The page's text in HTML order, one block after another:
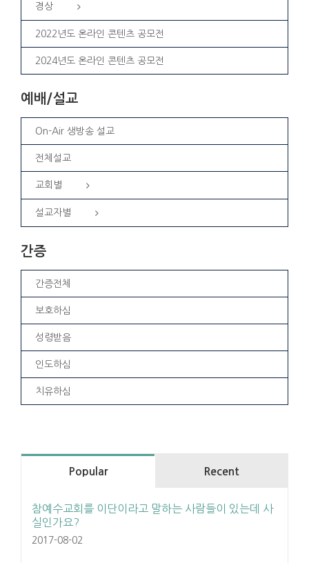
경상
2022년도 온라인 콘텐츠 공모전
2024년도 온라인 콘텐츠 공모전
예배/설교
On-Air 생방송 설교
전체설교
교회별
설교자별
간증
간증전체
보호하심
성령받음
인도하심
치유하심
Popular Recent
참예수교회를 이단이라고 말하는 사람들이 있는데 사
실인가요?
2017-08-02